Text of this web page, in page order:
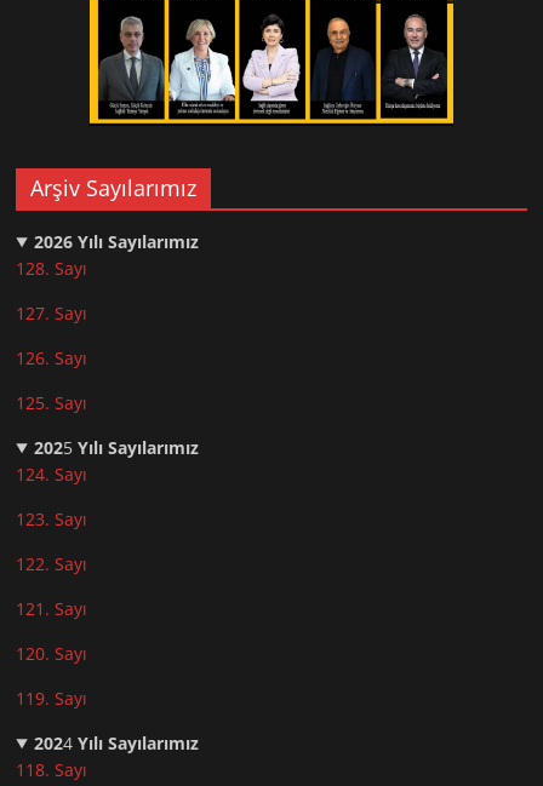
Arşiv Sayılarımız
2026 Yılı Sayılarımız
128. Sayı
127. Sayı
126. Sayı
125. Sayı
2025Yılı Sayılarımız
124. Sayı
123. Sayı
122. Sayı
121. Sayı
120. Sayı
119. Sayı
2024Yılı Sayılarımız
118. Sayı